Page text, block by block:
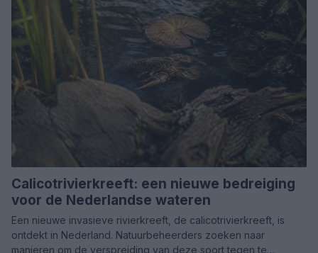
Calicotrivierkreeft: een nieuwe bedreiging
voor de Nederlandse wateren
Een nieuwe invasieve rivierkreeft, de calicotrivierkreeft, is
ontdekt in Nederland. Natuurbeheerders zoeken naar
manieren om de verspreiding van deze soort tegen te…